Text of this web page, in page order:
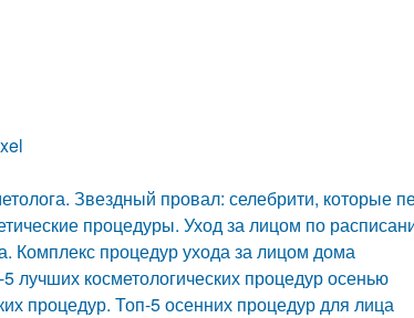
Звездный провал: селебрити, которые
процедуры. Уход за лицом по
Комплекс процедур ухода за лицом дома
лучших косметологических процедур осенью
процедур. Топ-5 осенних процедур для лица